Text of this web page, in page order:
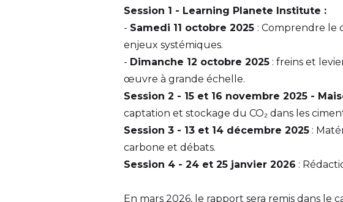
Session 1 - Learning Planete Institute :
- Samedi 11 octobre 2025 : Comprendre le
enjeux systémiques.
- Dimanche 12 octobre 2025 : freins et
œuvre à grande échelle.
Session 2 - 15 et 16 novembre 2025 -
captation et stockage du CO₂ dans les
Session 3 - 13 et 14 décembre 2025 :
carbone et débats.
Session 4 - 24 et 25 janvier 2026 :
En mars 2026, le rapport sera remis dans le